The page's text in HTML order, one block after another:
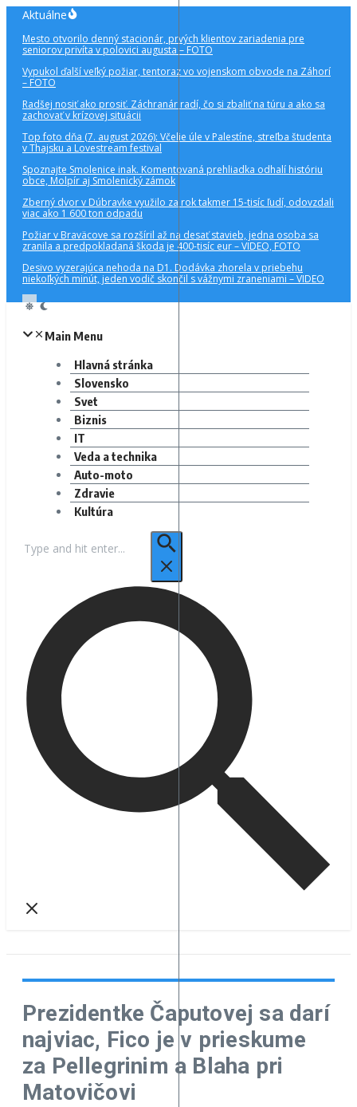
Preskočiť
obsah
Aktuálne
Mesto otvorilo denný stacionár, prvých klientov zariadenia pre
seniorov privíta v polovici augusta – FOTO
Vypukol ďalší veľký požiar, tentoraz vo vojenskom obvode na Záhorí
– FOTO
Radšej nosiť ako prosiť. Záchranár radí, čo si zbaliť na túru a ako sa
zachovať v krízovej situácii
Top foto dňa (7. august 2026): Včelie úle v Palestíne, streľba študenta
v Thajsku a Lovestream festival
Spoznajte Smolenice inak. Komentovaná prehliadka odhalí históriu
obce, Molpír aj Smolenický zámok
Zberný dvor v Dúbravke využilo za rok takmer 15-tisíc ľudí, odovzdali
viac ako 1 600 ton odpadu
Požiar v Braväcove sa rozšíril až na desať stavieb, jedna osoba sa
zranila a predpokladaná škoda je 400-tisíc eur – VIDEO, FOTO
Desivo vyzerajúca nehoda na D1. Dodávka zhorela v priebehu
niekoľkých minút, jeden vodič skončil s vážnymi zraneniami – VIDEO
Main Menu
Hlavná stránka
Slovensko
Svet
Biznis
IT
Veda a technika
Auto-moto
Zdravie
Kultúra
Prezidentke Čaputovej sa darí
najviac, Fico je v prieskume
za Pellegrinim a Blaha pri
Matovičovi